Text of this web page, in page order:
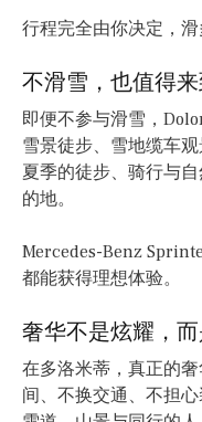
行程完全由你决定，滑
不滑雪，也值得
即便不参与滑雪，
雪景徒步、雪地缆车
夏季的徒步、骑行与
的地。
Mercedes-Benz
都能获得理想体验。
奢华不是炫耀，
在多洛米蒂，真正的
间、不换交通、不担